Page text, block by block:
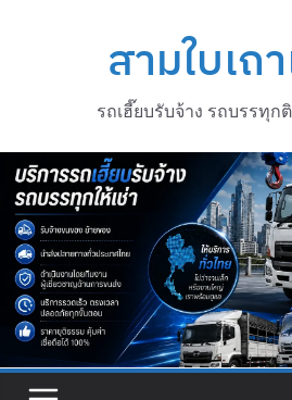
สามใบเถ
รถเฮี๊ยบรับจ้าง รถบรรทุก